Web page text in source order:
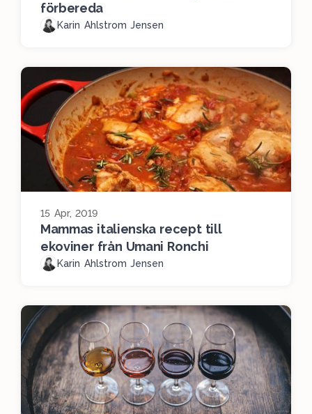
förbereda
Karin Ahlstrom Jensen
15 Apr, 2019
Mammas italienska recept till
ekoviner från Umani Ronchi
Karin Ahlstrom Jensen